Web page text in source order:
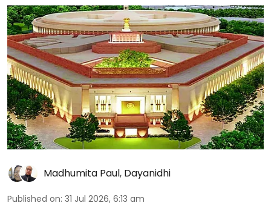
Madhumita Paul, Dayanidhi
Published on: 31 Jul 2026, 6:13 am